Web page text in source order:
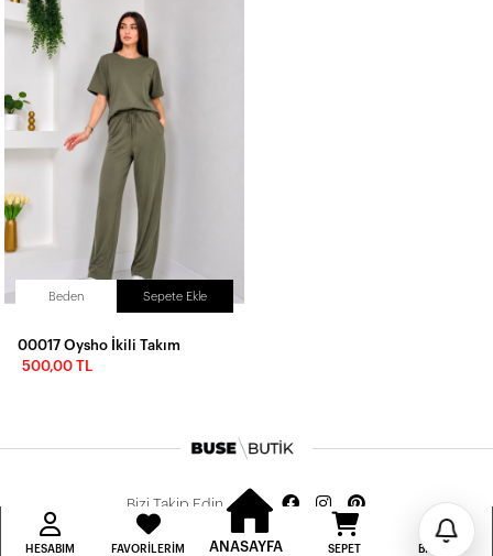
Beden Sepete Ekle
00017 Oysho İkili Takım
500,00 TL
Bizi Takip Edin
HESABIM FAVORILERIM ANASAYFA SEPET BILDIRIM
İlk Siparişine Özel %5 İndirim
300 TL DEN BAŞLAYAN FİYATLAR